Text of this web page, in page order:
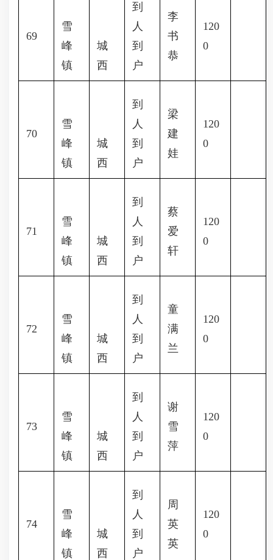
69
雪
峰
镇
城
西
到
人
到
户
李
书
恭
120
0
70
雪
峰
镇
城
西
到
人
到
户
梁
建
娃
120
0
71
雪
峰
镇
城
西
到
人
到
户
蔡
爱
轩
120
0
72
雪
峰
镇
城
西
到
人
到
户
童
满
兰
120
0
73
雪
峰
镇
城
西
到
人
到
户
谢
雪
萍
120
0
74
雪
峰
镇
城
西
到
人
到
户
周
英
英
120
0